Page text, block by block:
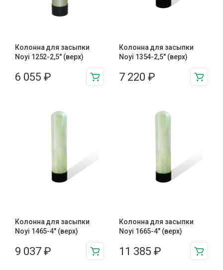
Колонна для засыпки
Noyi 1252-2,5″ (верх)
6 055 ₽
Колонна для засыпки
Noyi 1354-2,5″ (верх)
7 220 ₽
Колонна для засыпки
Noyi 1465-4″ (верх)
9 037 ₽
Колонна для засыпки
Noyi 1665-4″ (верх)
11 385 ₽